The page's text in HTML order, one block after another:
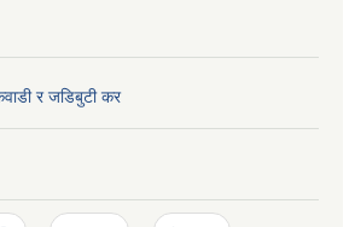
र जडिबुटी कर